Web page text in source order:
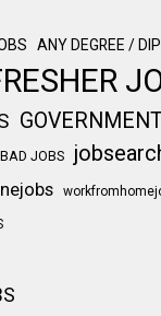
ANY DEGREE /
JOBS